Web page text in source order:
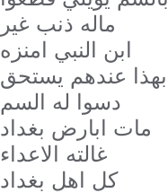
ماله ذنب غير
ابن النبي امنزه
ابهذا عندهم يستحق
دسوا له السم
مات ابارض بغداد
غالته الاعداء
كل اهل بغداد